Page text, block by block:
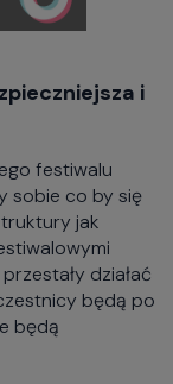
i
festiwalu
sobie co by się
jak
działać
będą po
będą